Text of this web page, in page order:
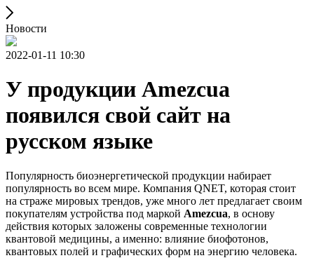
Новости
2022-01-11 10:30
У продукции Amezcua
появился свой сайт на
русском языке
Популярность биоэнергетической продукции набирает
популярность во всем мире. Компания QNET, которая стоит
на страже мировых трендов, уже много лет предлагает своим
покупателям устройства под маркой Amezcua, в основу
действия которых заложены современные технологии
квантовой медицины, а именно: влияние биофотонов,
квантовых полей и графических форм на энергию человека.